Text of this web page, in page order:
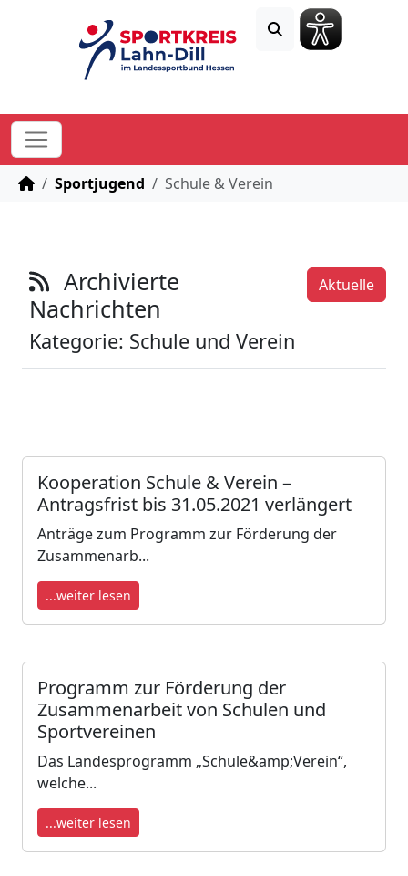
STARTSEITE
Sportjugend Schule & Verein
Aktuelle
Archivierte
Nachrichten
Kategorie: Schule und Verein
Kooperation Schule & Verein –
Antragsfrist bis 31.05.2021 verlängert
Anträge zum Programm zur Förderung der
Zusammenarb...
...weiter lesen
Programm zur Förderung der
Zusammenarbeit von Schulen und
Sportvereinen
Das Landesprogramm „Schule&amp;Verein“,
welche...
...weiter lesen